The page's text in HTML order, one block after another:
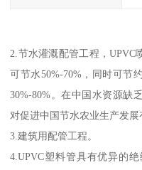
2.节水灌溉配管工程，UPVC
可节水50%-70%，同时可节
30%-80%。在中国水资源缺
对促进中国节水农业生产发展
3.建筑用配管工程。
4.UPVC塑料管具有优异的